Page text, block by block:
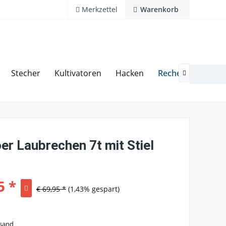
Warenkorb
Merkzettel
Stecher Kultivatoren Hacken Rechen

Kostenlose Hotline 02594 94110
Laubrechen 7t mit Stiel
* € 69,95 * (1,43% gespart)